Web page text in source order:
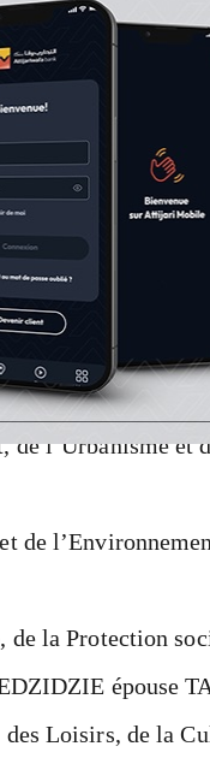
retour du
de
l’Urbanisme et
de
la Protection
épouse
Loisirs, de la